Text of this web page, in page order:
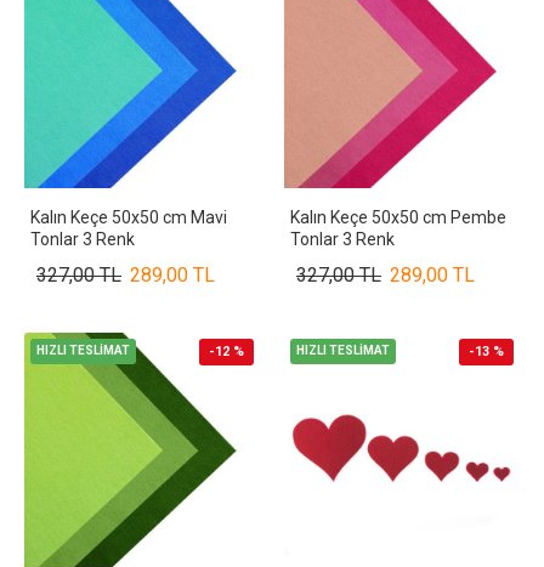
Kalın Keçe 50x50 cm Mavi
Tonlar 3 Renk
289,00 TL
327,00 TL
Kalın Keçe 50x50 cm Pembe
Tonlar 3 Renk
289,00 TL
327,00 TL
HIZLI TESLİMAT -12 % HIZLI TESLİMAT -13 %